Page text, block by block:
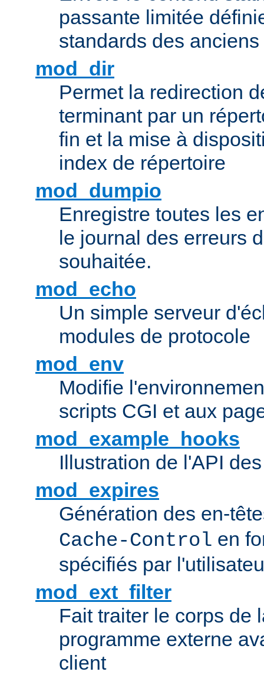
passante limitée
standards des
mod_dir
Permet la redirection
terminant par un
fin et la mise à
index de répertoire
mod_dumpio
Enregistre toutes les
le journal des erreurs
souhaitée.
mod_echo
Un simple serveur
modules de protocole
mod_env
Modifie
scripts CGI et aux
mod_example_hooks
Illustration de l'API
mod_expires
Génération des en-
Cache-Control en
spécifiés par
mod_ext_filter
Fait traiter le corps de
programme externe
client